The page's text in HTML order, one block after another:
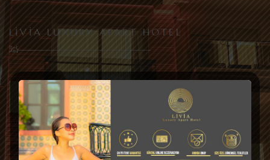
LIVIA LUXURY APART HOTEL
DAHA FAZLASINI KEŞFET